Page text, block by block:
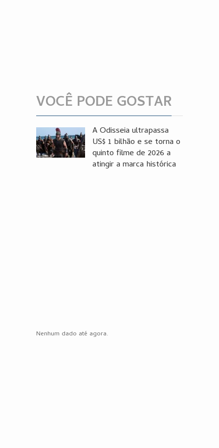
VOCÊ PODE GOSTAR
A Odisseia ultrapassa
US$ 1 bilhão e se torna o
quinto filme de 2026 a
atingir a marca histórica
Nenhum dado até agora.